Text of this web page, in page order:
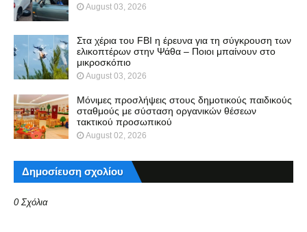
August 03, 2026
Στα χέρια του FBI η έρευνα για τη σύγκρουση των
ελικοπτέρων στην Ψάθα – Ποιοι μπαίνουν στο
μικροσκόπιο
August 03, 2026
Μόνιμες προσλήψεις στους δημοτικούς παιδικούς
σταθμούς με σύσταση οργανικών θέσεων
τακτικού προσωπικού
August 02, 2026
Δημοσίευση σχολίου
0 Σχόλια